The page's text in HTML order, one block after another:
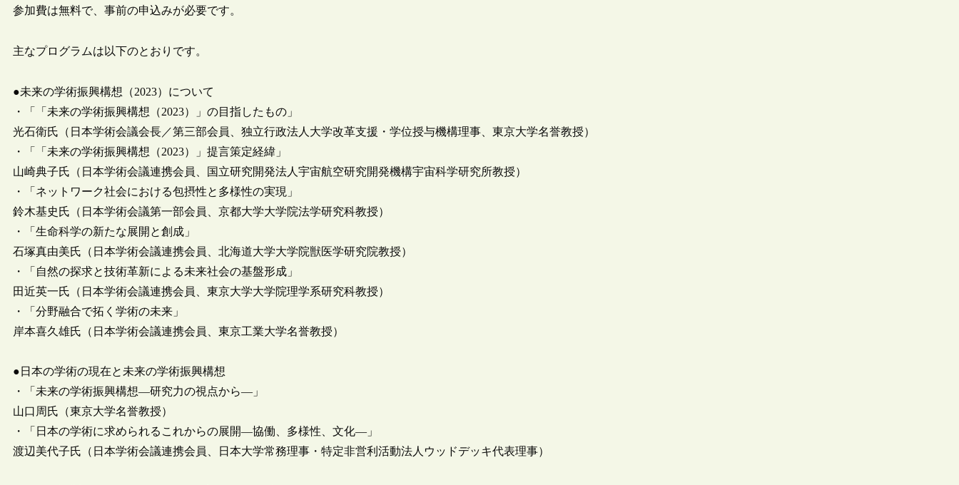
参加費は無料で、事前の申込みが必要です。
主なプログラムは以下のとおりです。
●未来の学術振興構想（2023）について
・「「未来の学術振興構想（2023）」の目指したもの」
光石衛氏（日本学術会議会長／第三部会員、独立行政法人大学改革支援・学位授与機構理事、東京大学名誉教授）
・「「未来の学術振興構想（2023）」提言策定経緯」
山崎典子氏（日本学術会議連携会員、国立研究開発法人宇宙航空研究開発機構宇宙科学研究所教授）
・「ネットワーク社会における包摂性と多様性の実現」
鈴木基史氏（日本学術会議第一部会員、京都大学大学院法学研究科教授）
・「生命科学の新たな展開と創成」
石塚真由美氏（日本学術会議連携会員、北海道大学大学院獣医学研究院教授）
・「自然の探求と技術革新による未来社会の基盤形成」
田近英一氏（日本学術会議連携会員、東京大学大学院理学系研究科教授）
・「分野融合で拓く学術の未来」
岸本喜久雄氏（日本学術会議連携会員、東京工業大学名誉教授）
●日本の学術の現在と未来の学術振興構想
・「未来の学術振興構想―研究力の視点から―」
山口周氏（東京大学名誉教授）
・「日本の学術に求められるこれからの展開―協働、多様性、文化―」
渡辺美代子氏（日本学術会議連携会員、日本大学常務理事・特定非営利活動法人ウッドデッキ代表理事）